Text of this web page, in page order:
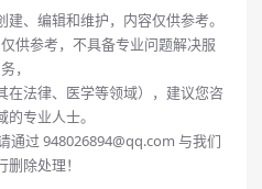
、编辑和维护，内容仅供参考。
供参考，不具备专业问题解决服
务，
在法律、医学等领域），建议您咨
的专业人士。
通过 948026894@qq.com 与我们
删除处理！